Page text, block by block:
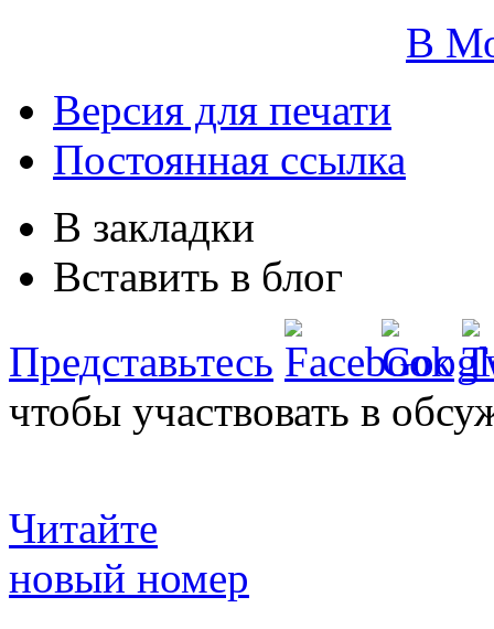
В
Версия для печати
Постоянная ссылка
В закладки
Вставить в блог
Представьтесь
чтобы участвовать в
Читайте
новый номер